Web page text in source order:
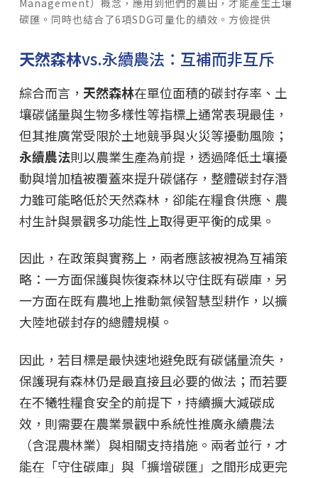
碳匯。同時也結合了6項SDG可量化的績效。方儉提供
天然森林vs.永續農法：互補而非互斥
綜合而言， 天然森林在單位面積的碳封存率、土
壤碳儲量與生物多樣性等指標上通常表現最佳，
但其推廣常受限於土地競爭與火災等擾動風險；
永續農法則以農業生產為前提，透過降低土壤擾
動與增加植被覆蓋來提升碳儲存，整體碳封存潛
力雖可能略低於天然森林，卻能在糧食供應、農
村生計與景觀多功能性上取得更平衡的成果。
因此，在政策與實務上，兩者應該被視為互補策
略：一方面保護與恢復森林以守住既有碳庫，另
一方面在既有農地上推動氣候智慧型耕作，以擴
大陸地碳封存的總體規模。
因此，若目標是最快速地避免既有碳儲量流失，
保護現有森林仍是最直接且必要的做法；而若要
在不犧牲糧食安全的前提下，持續擴大減碳成
效，則需要在農業景觀中系統性推廣永續農法
（含混農林業）與相關支持措施。兩者並行，才
能在「守住碳庫」與「擴增碳匯」之間形成更完